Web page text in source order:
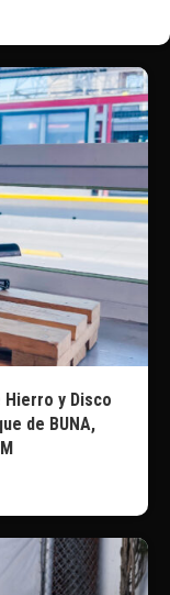
Hierro y Disco
de BUNA,